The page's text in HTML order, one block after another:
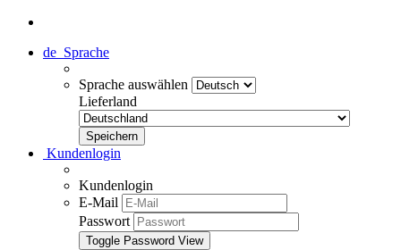
de Sprache
Sprache auswählen
Lieferland
Kundenlogin
Kundenlogin
E-Mail
Passwort
Toggle Password View